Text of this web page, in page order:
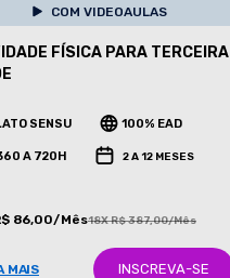
COM VIDEOAULAS
FÍSICA PARA TERCEIRA
SENSU 100% EAD
A 720H 2 A 12 MESES
86,00/Mês18X R$ 387,00/Mês
MAIS INSCREVA-SE